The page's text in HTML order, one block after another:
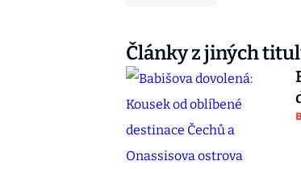
Články z jiných